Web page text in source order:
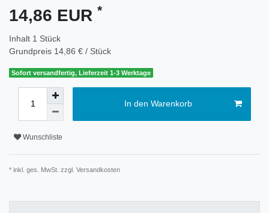
14,86 EUR *
Inhalt 1 Stück
Grundpreis 14,86 € / Stück
Sofort versandfertig, Lieferzeit 1-3 Werktage
In den Warenkorb
Wunschliste
* inkl. ges. MwSt. zzgl. Versandkosten